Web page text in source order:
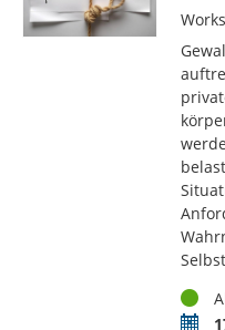
Status